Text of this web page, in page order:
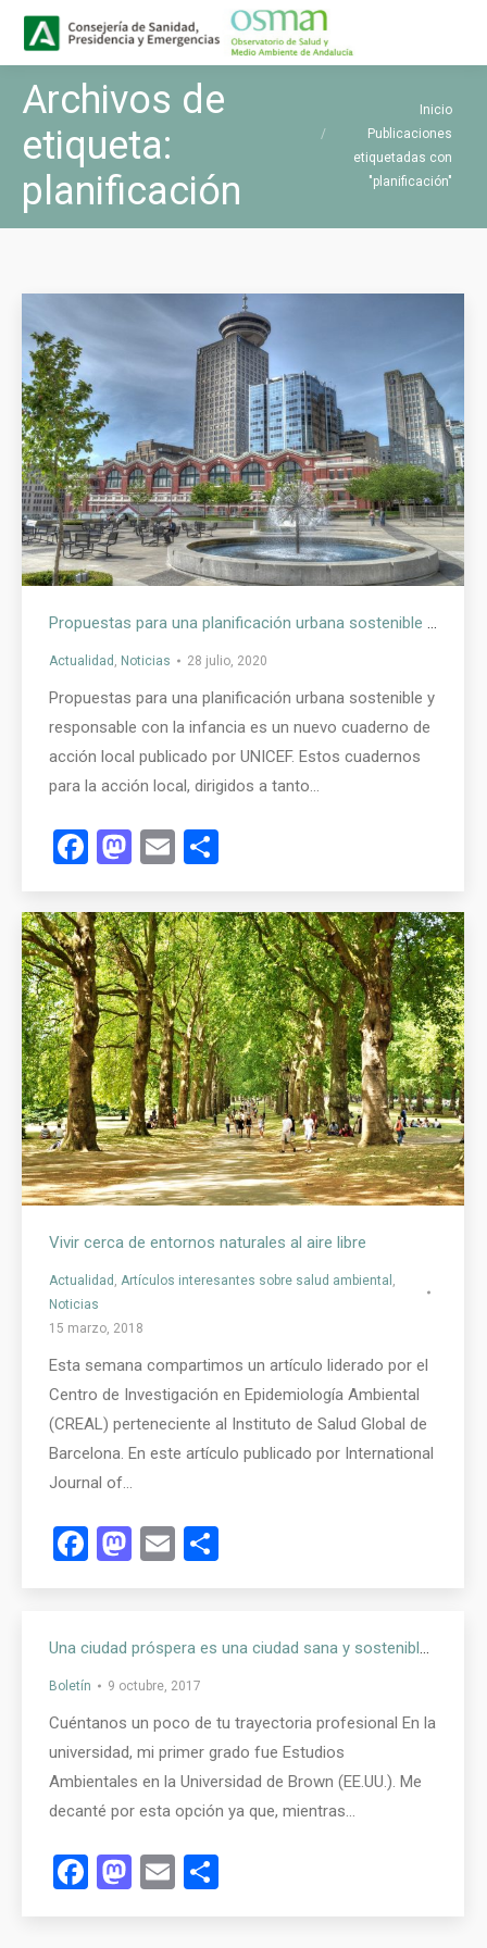
Archivos de
etiqueta:
planificación
Inicio
Publicaciones
etiquetadas con
"planificación"
Propuestas para una planificación urbana sostenible y responsable con la infancia
Actualidad , Noticias 28 julio, 2020
Propuestas para una planificación urbana sostenible y
responsable con la infancia es un nuevo cuaderno de
acción local publicado por UNICEF. Estos cuadernos
para la acción local, dirigidos a tanto…
Facebook
Mastodon
Email
Vivir cerca de entornos naturales al aire libre
Actualidad , Artículos interesantes sobre salud ambiental ,
Noticias
15 marzo, 2018
Esta semana compartimos un artículo liderado por el
Centro de Investigación en Epidemiología Ambiental
(CREAL) perteneciente al Instituto de Salud Global de
Barcelona. En este artículo publicado por International
Journal of…
Facebook
Mastodon
Email
Una ciudad próspera es una ciudad sana y sostenible, tanto para sus habitantes como para el entorno natural- Carolyn Daher de Instituto de Salud Global de Barcelona
Boletín 9 octubre, 2017
Cuéntanos un poco de tu trayectoria profesional En la
universidad, mi primer grado fue Estudios
Ambientales en la Universidad de Brown (EE.UU.). Me
decanté por esta opción ya que, mientras…
Facebook
Mastodon
Email